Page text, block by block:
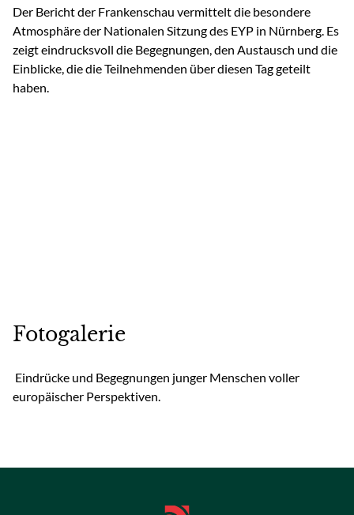
Der Bericht der Frankenschau vermittelt die besondere
Atmosphäre der Nationalen Sitzung des EYP in Nürnberg. Es
zeigt eindrucksvoll die Begegnungen, den Austausch und die
Einblicke, die die Teilnehmenden über diesen Tag geteilt
haben.
Fotogalerie
Eindrücke und Begegnungen junger Menschen voller
europäischer Perspektiven.